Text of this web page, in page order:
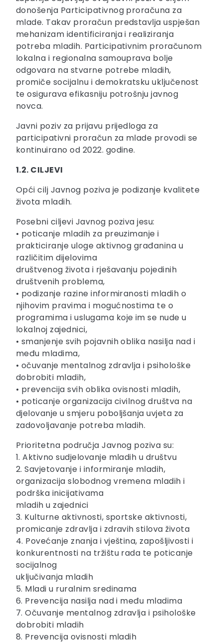
donošenja Participativnog proračuna za
mlade. Takav proračun predstavlja uspješan
mehanizam identificiranja i realiziranja
potreba mladih. Participativnim proračunom
lokalna i regionalna samouprava bolje
odgovara na stvarne potrebe mladih,
promiče socijalnu i demokratsku uključenost
te osigurava efikasniju potrošnju javnog
novca.
Javni poziv za prijavu prijedloga za
participativni proračun za mlade provodi se
kontinuirano od 2022. godine.
1.2. CILJEVI
Opći cilj Javnog poziva je podizanje kvalitete
života mladih.
Posebni ciljevi Javnog poziva jesu:
• poticanje mladih za preuzimanje i
prakticiranje uloge aktivnog građanina u
različitim dijelovima
društvenog života i rješavanju pojedinih
društvenih problema,
• podizanje razine informiranosti mladih o
njihovim pravima i mogućnostima te o
programima i uslugama koje im se nude u
lokalnoj zajednici,
• smanjenje svih pojavnih oblika nasilja nad i
među mladima,
• očuvanje mentalnog zdravlja i psihološke
dobrobiti mladih,
• prevencija svih oblika ovisnosti mladih,
• poticanje organizacija civilnog društva na
djelovanje u smjeru poboljšanja uvjeta za
zadovoljavanje potreba mladih.
Prioritetna područja Javnog poziva su:
1. Aktivno sudjelovanje mladih u društvu
2. Savjetovanje i informiranje mladih,
organizacija slobodnog vremena mladih i
podrška inicijativama
mladih u zajednici
3. Kulturne aktivnosti, sportske aktivnosti,
promicanje zdravlja i zdravih stilova života
4. Povećanje znanja i vještina, zapošljivosti i
konkurentnosti na tržištu rada te poticanje
socijalnog
uključivanja mladih
5. Mladi u ruralnim sredinama
6. Prevencija nasilja nad i među mladima
7. Očuvanje mentalnog zdravlja i psihološke
dobrobiti mladih
8. Prevencija ovisnosti mladih